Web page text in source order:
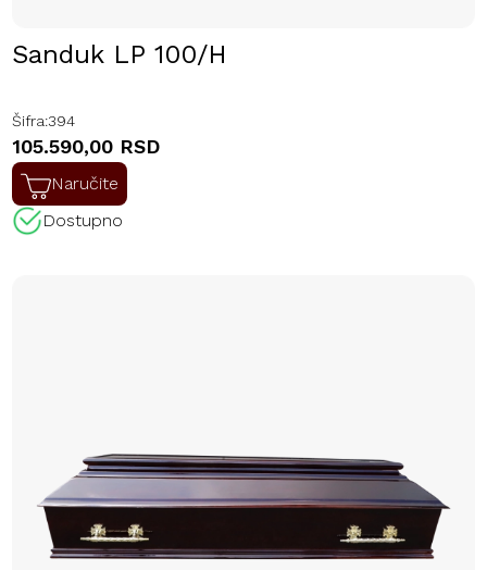
Sanduk LP 100/H
Šifra:394
105.590,00 RSD
Naručite
Dostupno